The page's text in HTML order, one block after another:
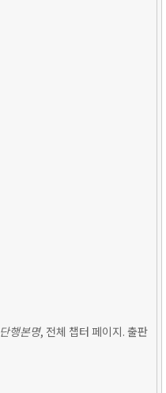
단행본명, 전체 챕터 페이지. 출판